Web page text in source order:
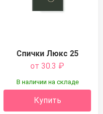
Спички Люкс 25
от 30.3 ₽
В наличии на складе
Купить